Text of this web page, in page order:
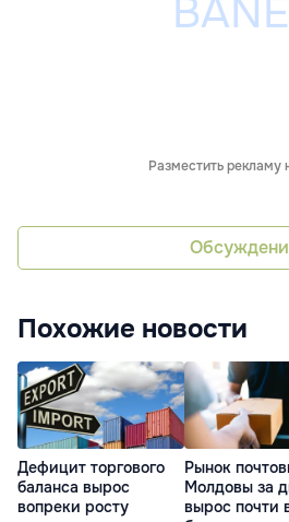
Разместить рекламу
Похожие новости
Дефицит торгового
баланса вырос
вопреки росту
Рынок
Молдовы за
вырос почти